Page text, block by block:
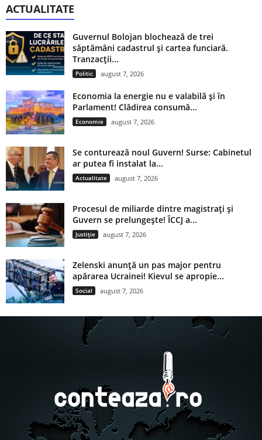
ACTUALITATE
Guvernul Bolojan blochează de trei
săptămâni cadastrul și cartea funciară.
Tranzacții...
Politic august 7, 2026
Economia la energie nu e valabilă și în
Parlament! Clădirea consumă...
Economie august 7, 2026
Se conturează noul Guvern! Surse: Cabinetul
ar putea fi instalat la...
Actualitate august 7, 2026
Procesul de miliarde dintre magistrați și
Guvern se prelungește! ÎCCJ a...
Justiție august 7, 2026
Zelenski anunță un pas major pentru
apărarea Ucrainei! Kievul se apropie...
Social august 7, 2026